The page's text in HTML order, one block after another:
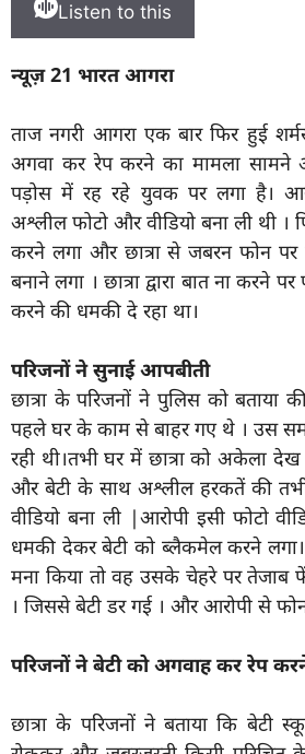
Listen to this
न्यूज़ 21 भारत आगरा
ताज नगरी आगरा एक बार फिर हुई
अगवा कर रेप करने का मामला सामने
पड़ोस में रह रहे युवक पर लगा है।
अश्लील फोटो और वीडियो बना ली थी ।
करने लगा और छात्रा से जबरन फोन
बनाने लगा । छात्रा द्वारा बात ना करने
करने की धमकी दे रहा था।
परिजनों ने सुनाई आपबीती
छात्रा के परिजनों ने पुलिस को बताया
पहले घर के काम से बाहर गए थे । उस
रही थी।तभी घर में छात्रा को अकेला
और बेटी के साथ अश्लील हरकतें की
वीडियो बना ली |आरोपी इसी फोटो
धमकी देकर बेटी को ब्लैकमेल करने
मना किया तो वह उसके चेहरे पर
। जिससे बेटी डर गई । और आरोपी से
परिजनों ने बेटी को अगवाह कर रेप
छात्रा के परिजनों ने बताया कि